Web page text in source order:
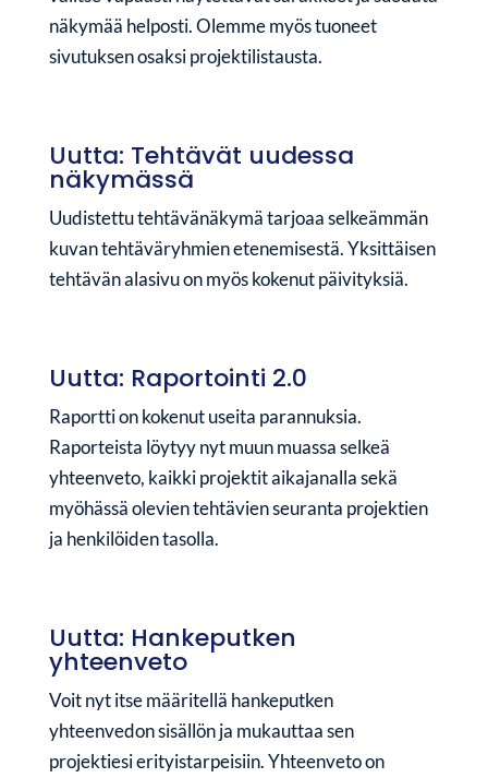
näkymää helposti. Olemme myös tuoneet
sivutuksen osaksi projektilistausta.
Uutta: Tehtävät uudessa
näkymässä
Uudistettu tehtävänäkymä tarjoaa selkeämmän
kuvan tehtäväryhmien etenemisestä. Yksittäisen
tehtävän alasivu on myös kokenut päivityksiä.
Uutta: Raportointi 2.0
Raportti on kokenut useita parannuksia.
Raporteista löytyy nyt muun muassa selkeä
yhteenveto, kaikki projektit aikajanalla sekä
myöhässä olevien tehtävien seuranta projektien
ja henkilöiden tasolla.
Uutta: Hankeputken
yhteenveto
Voit nyt itse määritellä hankeputken
yhteenvedon sisällön ja mukauttaa sen
projektiesi erityistarpeisiin. Yhteenveto on